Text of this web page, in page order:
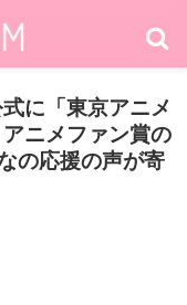
に「東京アニメ
ニメファン賞の
の応援の声が寄